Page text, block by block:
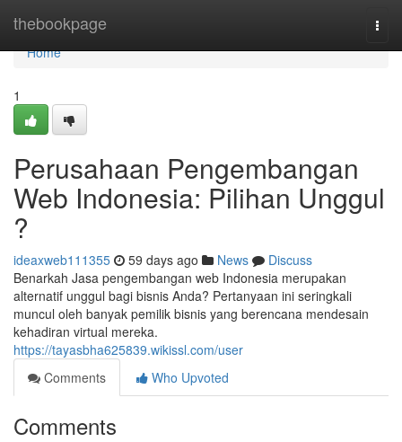
thebookpage
Home
Home
1
Perusahaan Pengembangan
Web Indonesia: Pilihan Unggul
?
ideaxweb111355 59 days ago News
Discuss
Benarkah Jasa pengembangan web Indonesia merupakan
alternatif unggul bagi bisnis Anda? Pertanyaan ini seringkali
muncul oleh banyak pemilik bisnis yang berencana mendesain
kehadiran virtual mereka.
https://tayasbha625839.wikissl.com/user
Comments
Who Upvoted
Comments